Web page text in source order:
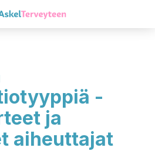
-
ja
aiheuttajat